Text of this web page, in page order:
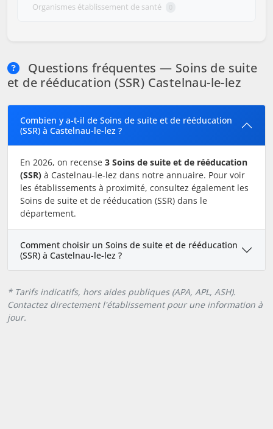
Organismes établissement de santé 0
Questions fréquentes — Soins de suite
et de rééducation (SSR) Castelnau-le-lez
Combien y a-t-il de Soins de suite et de rééducation
(SSR) à Castelnau-le-lez ?
En 2026, on recense 3 Soins de suite et de rééducation
(SSR) à Castelnau-le-lez dans notre annuaire. Pour voir
les établissements à proximité, consultez également les
Soins de suite et de rééducation (SSR) dans le
département.
Comment choisir un Soins de suite et de rééducation
(SSR) à Castelnau-le-lez ?
* Tarifs indicatifs, hors aides publiques (APA, APL, ASH).
Contactez directement l'établissement pour une information à
jour.